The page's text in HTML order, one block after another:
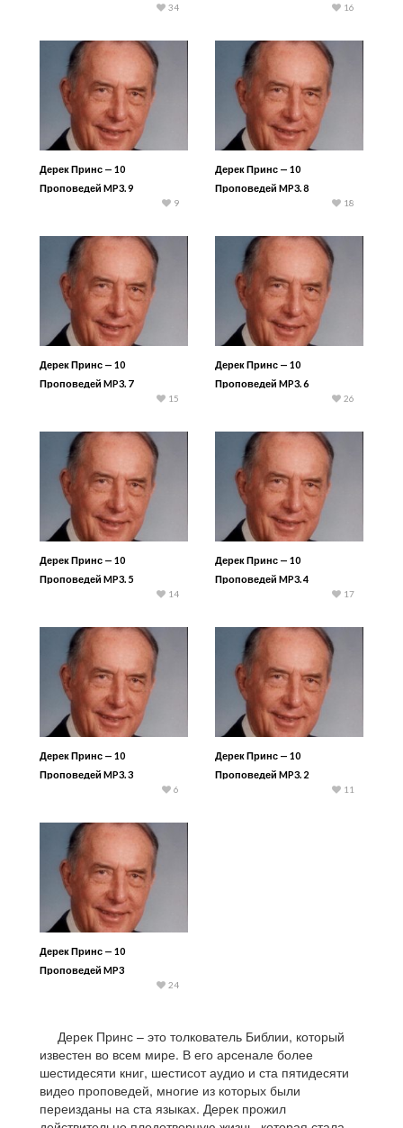
34 16
Дерек Принс — 10
Проповедей MP3. 9
9
Дерек Принс — 10
Проповедей MP3. 8
18
Дерек Принс — 10
Проповедей MP3. 7
15
Дерек Принс — 10
Проповедей MP3. 6
26
Дерек Принс — 10
Проповедей MP3. 5
14
Дерек Принс — 10
Проповедей MP3. 4
17
Дерек Принс — 10
Проповедей MP3. 3
6
Дерек Принс — 10
Проповедей MP3. 2
11
Дерек Принс — 10
Проповедей MP3
24
Дерек Принс – это толкователь Библии, который
известен во всем мире. В его арсенале более
шестидесяти книг, шестисот аудио и ста пятидесяти
видео проповедей, многие из которых были
переизданы на ста языках. Дерек прожил